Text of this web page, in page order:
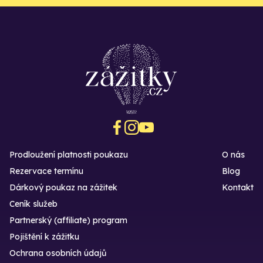
Prodloužení platnosti poukazu
Rezervace termínu
Dárkový poukaz na zážitek
O nás
Blog
Kontakt
Ceník služeb
Partnerský (affiliate) program
Pojištění k zážitku
Ochrana osobních údajů